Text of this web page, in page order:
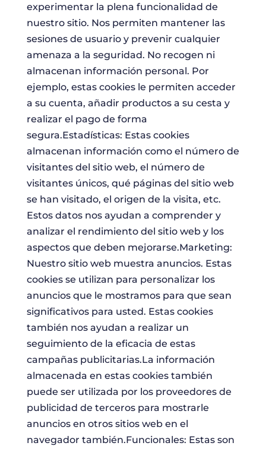
experimentar la plena funcionalidad de
nuestro sitio. Nos permiten mantener las
sesiones de usuario y prevenir cualquier
amenaza a la seguridad. No recogen ni
almacenan información personal. Por
ejemplo, estas cookies le permiten acceder
a su cuenta, añadir productos a su cesta y
realizar el pago de forma
segura.Estadísticas: Estas cookies
almacenan información como el número de
visitantes del sitio web, el número de
visitantes únicos, qué páginas del sitio web
se han visitado, el origen de la visita, etc.
Estos datos nos ayudan a comprender y
analizar el rendimiento del sitio web y los
aspectos que deben mejorarse.Marketing:
Nuestro sitio web muestra anuncios. Estas
cookies se utilizan para personalizar los
anuncios que le mostramos para que sean
significativos para usted. Estas cookies
también nos ayudan a realizar un
seguimiento de la eficacia de estas
campañas publicitarias.La información
almacenada en estas cookies también
puede ser utilizada por los proveedores de
publicidad de terceros para mostrarle
anuncios en otros sitios web en el
navegador también.Funcionales: Estas son